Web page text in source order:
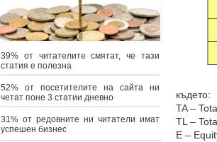
39% от читателите смятат, че тази
статия е полезна
52% от посетителите на сайта ни
четат поне 3 статии дневно
31% от редовните ни читатели имат
успешен бизнес
където:
TA –
TL –
E –